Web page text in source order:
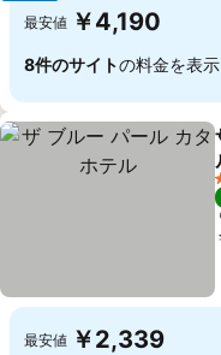
最安値 ￥4,190
8件のサイトの料金を表示
最安値 ￥2,339